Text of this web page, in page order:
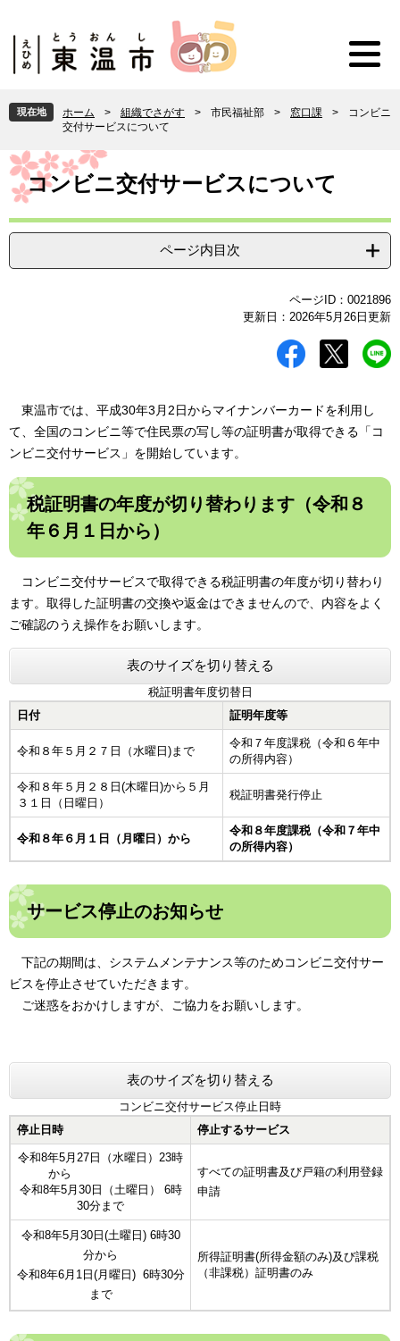
頭
で
。
飛
ば
て
本
へ
現在地 ホーム > 組織でさがす > 市民福祉部 > 窓口課 >
コンビニ
交付サービスについて
本
文 コンビニ交付サービスについて
ページ内目次
ページID：0021896
更新日：2026年5月26日更新
東温市では、平成30年3月2日からマイナンバーカードを利用し
て、全国のコンビニ等で住民票の写し等の証明書が取得できる「コ
ンビニ交付サービス」を開始しています。
税証明書の年度が切り替わります（令和８
年６月１日から）
コンビニ交付サービスで取得できる税証明書の年度が切り替わり
ます。取得した証明書の交換や返金はできませんので、内容をよく
ご確認のうえ操作をお願いします。
表のサイズを切り替える
税証明書年度切替日
日付
証明年度等
令和８年５月２７日（水曜日)まで
令和７年度課税（令和６年中
の所得内容）
令和８年５月２８日(木曜日)から５月
３１日（日曜日）
税証明書発行停止
令和８年６月１日（月曜日）から
令和８年度課税（令和７年中
の所得内容）
サービス停止のお知らせ
下記の期間は、システムメンテナンス等のためコンビニ交付サー
ビスを停止させていただきます。
ご迷惑をおかけしますが、ご協力をお願いします。
表のサイズを切り替える
コンビニ交付サービス停止日時
停止日時
停止するサービス
令和8年5月27日（水曜日）23時
から
令和8年5月30日（土曜日） 6時
30分まで
すべての証明書及び戸籍の利用登録
申請
令和8年5月30日(土曜日) 6時30
分から
令和8年6月1日(月曜日) 6時30分
まで
所得証明書(所得金額のみ)及び課税
（非課税）証明書のみ